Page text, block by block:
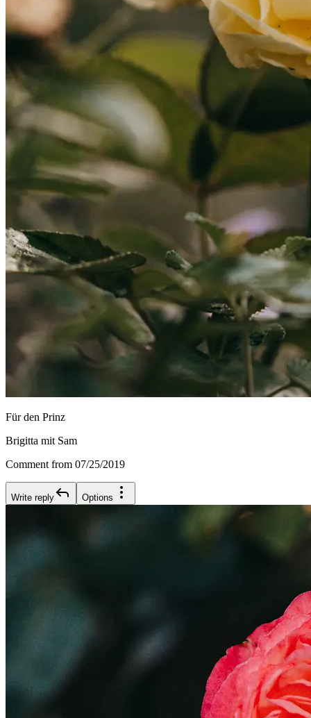
Für den Prinz
Brigitta mit Sam
Comment from 07/25/2019
Write reply Options